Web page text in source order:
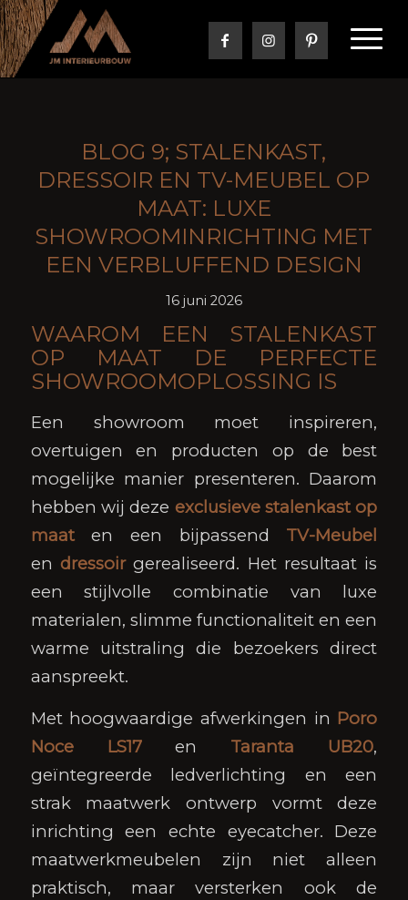
BLOG 9; STALENKAST,
DRESSOIR EN TV-MEUBEL OP
MAAT: LUXE
SHOWROOMINRICHTING MET
EEN VERBLUFFEND DESIGN
16 juni 2026
WAAROM EEN STALENKAST
OP MAAT DE PERFECTE
SHOWROOMOPLOSSING IS
Een showroom moet inspireren,
overtuigen en producten op de best
mogelijke manier presenteren. Daarom
hebben wij deze exclusieve stalenkast op
maaten een bijpassend TV-Meubel
en dressoirgerealiseerd. Het resultaat is
een stijlvolle combinatie van luxe
materialen, slimme functionaliteit en een
warme uitstraling die bezoekers direct
aanspreekt.
Met hoogwaardige afwerkingen in Poro
Noce LS17en Taranta UB20,
geïntegreerde ledverlichting en een
strak maatwerk ontwerp vormt deze
inrichting een echte eyecatcher. Deze
maatwerkmeubelen zijn niet alleen
praktisch, maar versterken ook de